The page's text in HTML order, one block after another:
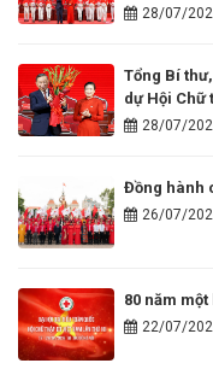
28/07/
Tổng Bí
dự Hội Chữ
28/07/
Đồng hành
26/07/
80 năm
22/07/